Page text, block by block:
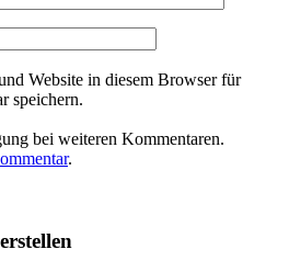
Website in diesem Browser für
speichern.
bei weiteren Kommentaren.
.